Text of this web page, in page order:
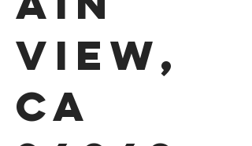
View,
CA